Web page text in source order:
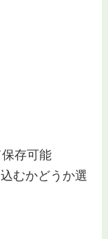
存可能
むかどうか選